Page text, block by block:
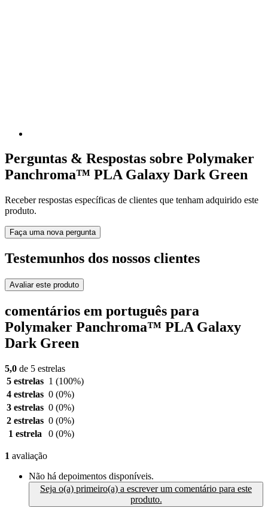
Perguntas & Respostas sobre Polymaker
Panchroma™ PLA Galaxy Dark Green
Receber respostas específicas de clientes que tenham adquirido este
produto.
Faça uma nova pergunta
Testemunhos dos nossos clientes
Avaliar este produto
comentários em português para
Polymaker Panchroma™ PLA Galaxy
Dark Green
5,0 de 5 estrelas
5 estrelas 1 (100%)
4 estrelas 0 (0%)
3 estrelas 0 (0%)
2 estrelas 0 (0%)
1 estrela
0 (0%)
1 avaliação
Não há depoimentos disponíveis.
Seja o(a) primeiro(a) a escrever um comentário para este
produto.